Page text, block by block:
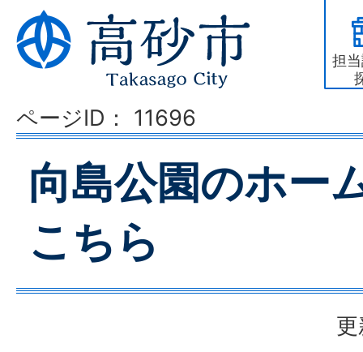
担
ページID： 11696
向島公園のホー
こちら